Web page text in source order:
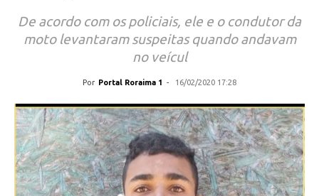
De acordo com os policiais, ele e o condutor da
moto levantaram suspeitas quando andavam
no veícul
Por Portal Roraima 1 - 16/02/2020 17:28